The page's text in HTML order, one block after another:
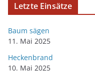
Letzte Einsätze
Baum sägen
11. Mai 2025
Heckenbrand
10. Mai 2025